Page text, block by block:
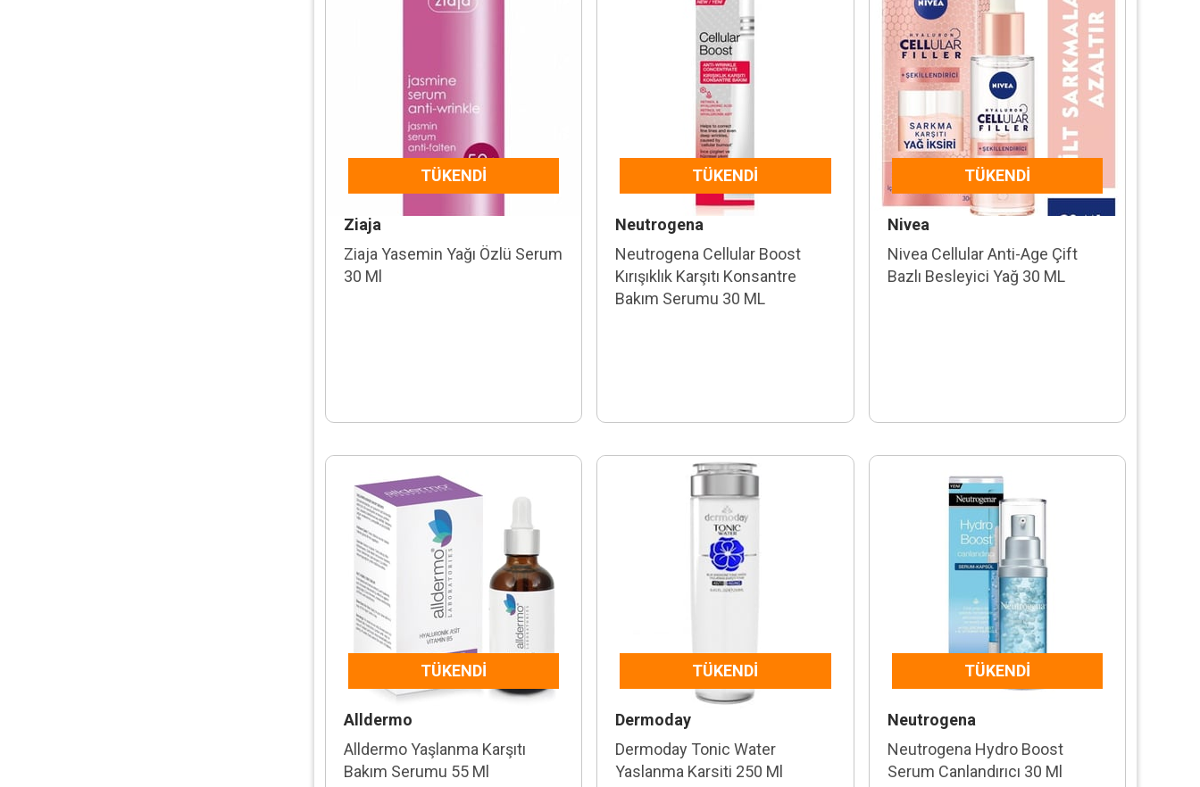
TÜKENDI
Ziaja
Ziaja Yasemin Yağı Özlü Serum
30 Ml
TÜKENDI
Neutrogena
Neutrogena Cellular Boost
Kırışıklık Karşıtı Konsantre
Bakım Serumu 30 ML
TÜKENDI
Nivea
Nivea Cellular Anti-Age Çift
Bazlı Besleyici Yağ 30 ML
TÜKENDI
Alldermo
Alldermo Yaşlanma Karşıtı
Bakım Serumu 55 Ml
TÜKENDI
Dermoday
Dermoday Tonic Water
Yaslanma Karsiti 250 Ml
TÜKENDI
Neutrogena
Neutrogena Hydro Boost
Serum Canlandırıcı 30 Ml